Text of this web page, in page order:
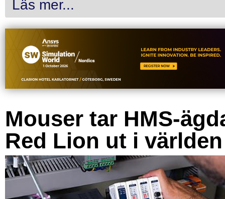
Läs mer...
Mouser tar HMS-
Red Lion ut i världen